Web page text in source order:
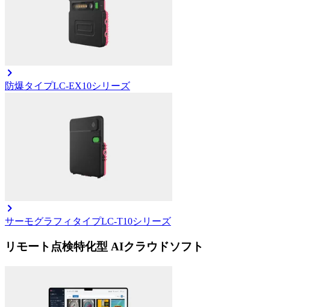
防爆タイプLC-EX10シリーズ
サーモグラフィタイプLC-T10シリーズ
リモート点検特化型 AIクラウドソフト